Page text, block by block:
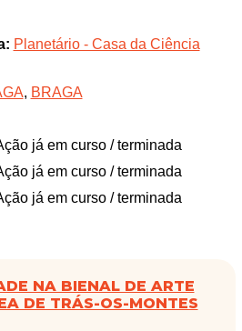
Planetário - Casa da Ciência
, BRAGA
já em curso / terminada
já em curso / terminada
já em curso / terminada
NA BIENAL DE ARTE
DE TRÁS-OS-MONTES